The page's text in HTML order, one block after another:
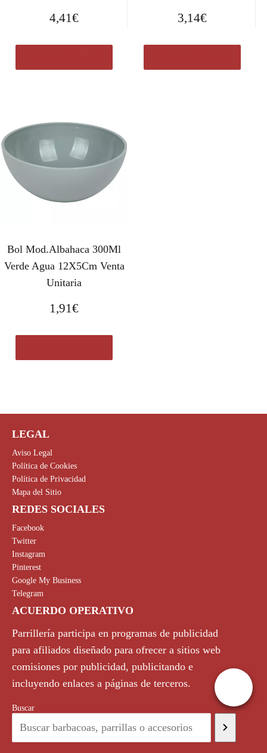
4,41€ 3,14€
Bol Mod.Albahaca 300Ml
Verde Agua 12X5Cm Venta
Unitaria
1,91€
LEGAL
Aviso Legal
Política de Cookies
Política de Privacidad
Mapa del Sitio
REDES SOCIALES
Facebook
Twitter
Instagram
Pinterest
Google My Business
Telegram
ACUERDO OPERATIVO
Parrillería participa en programas de publicidad
para afiliados diseñado para ofrecer a sitios web
comisiones por publicidad, publicitando e
incluyendo enlaces a páginas de terceros.
Buscar